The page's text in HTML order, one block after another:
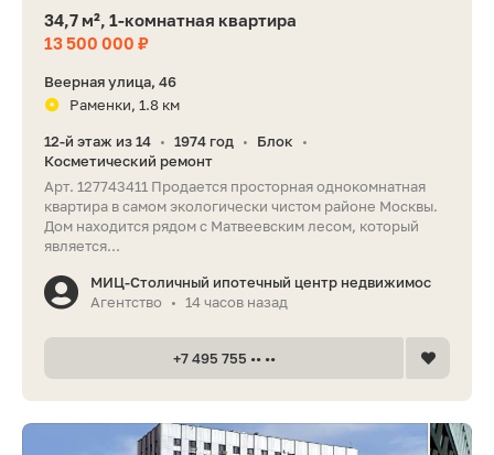
34,7 м², 1-комнатная квартира
13 500 000 ₽
Веерная улица, 46
Раменки, 1.8 км
12-й этаж из 14 • 1974 год • Блок •
Косметический ремонт
Арт. 127743411 Продается просторная однокомнатная
квартира в самом экологически чистом районе Москвы.
Дом находится рядом с Матвеевским лесом, который
является...
МИЦ-Столичный ипотечный центр недвижимос
Агентство
• 14 часов назад
+7 495 755 •• ••